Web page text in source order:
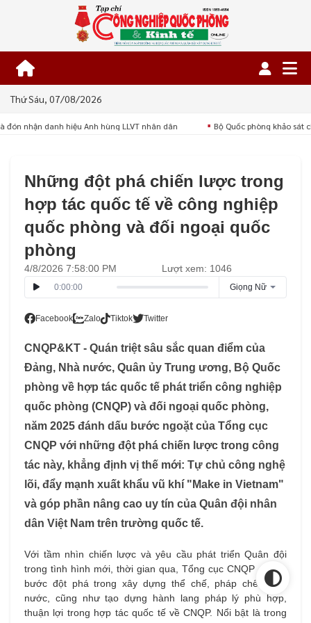
Thứ Sáu, 07/08/2026
nhận danh hiệu Anh hùng LLVT nhân dân ■ Bộ Quốc phòng khảo sát
Những đột phá chiến lược trong
hợp tác quốc tế về công nghiệp
quốc phòng và đối ngoại quốc
phòng
4/8/2026 7:58:00 PM
0:00:00 Giọng Nữ
Lượt xem: 1046
Facebook Zalo Tiktok Twitter
CNQP&KT - Quán triệt sâu sắc quan điểm của
Đảng, Nhà nước, Quân ủy Trung ương, Bộ Quốc
phòng về hợp tác quốc tế phát triển công nghiệp
quốc phòng (CNQP) và đối ngoại quốc phòng,
năm 2025 đánh dấu bước ngoặt của Tổng cục
CNQP với những đột phá chiến lược trong công
tác này, khẳng định vị thế mới: Tự chủ công nghệ
lõi, đẩy mạnh xuất khẩu vũ khí "Make in Vietnam"
và góp phần nâng cao uy tín của Quân đội nhân
dân Việt Nam trên trường quốc tế.
Với tầm nhìn chiến lược và yêu cầu phát triển Quân đội
trong tình hình mới, thời gian qua, Tổng cục CNQP đã tạo
bước đột phá trong xây dựng thể chế, pháp chế trong
nước, cũng như tạo dựng hành lang pháp lý phù hợp,
thuận lợi trong hợp tác quốc tế về CNQP. Nổi bật là trong